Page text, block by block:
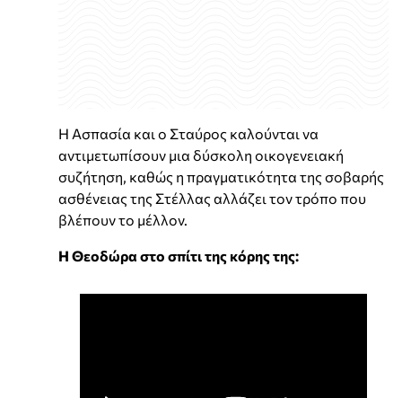
Η Ασπασία και ο Σταύρος καλούνται να
αντιμετωπίσουν μια δύσκολη οικογενειακή
συζήτηση, καθώς η πραγματικότητα της σοβαρής
ασθένειας της Στέλλας αλλάζει τον τρόπο που
βλέπουν το μέλλον.
Η Θεοδώρα στο σπίτι της κόρης της: